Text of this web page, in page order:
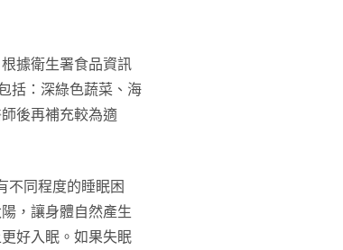
據衛生署食品資訊
括：深綠色蔬菜、海
後再補充較為適
不同程度的睡眠困
，讓身體自然產生
好入眠。如果失眠